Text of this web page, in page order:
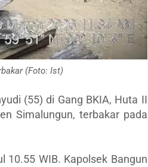
(Foto: Ist)
(55) di Gang BKIA, Huta II
Simalungun, terbakar pada
10.55 WIB. Kapolsek Bangun